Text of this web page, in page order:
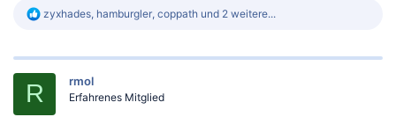
R
k
zyxhades, hamburgler, coppath und 2 weitere...
R rmol
Erfahrenes Mitglied